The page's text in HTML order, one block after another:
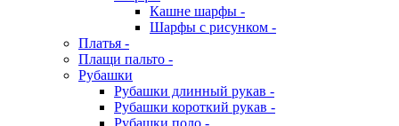
Кашне шарфы -
Шарфы с рисунком -
Платья -
Плащи пальто -
Рубашки
Рубашки длинный рукав -
Рубашки короткий рукав -
Рубашки поло -